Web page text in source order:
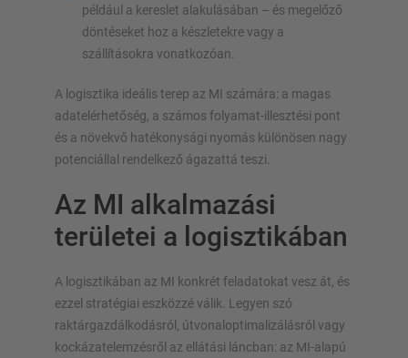
például a kereslet alakulásában – és megelőző
döntéseket hoz a készletekre vagy a
szállításokra vonatkozóan.
A logisztika ideális terep az MI számára: a magas
adatelérhetőség, a számos folyamat-illesztési pont
és a növekvő hatékonysági nyomás különösen nagy
potenciállal rendelkező ágazattá teszi.
Az MI alkalmazási
területei a logisztikában
A logisztikában az MI konkrét feladatokat vesz át, és
ezzel stratégiai eszközzé válik. Legyen szó
raktárgazdálkodásról, útvonaloptimalizálásról vagy
kockázatelemzésről az ellátási láncban: az MI-alapú